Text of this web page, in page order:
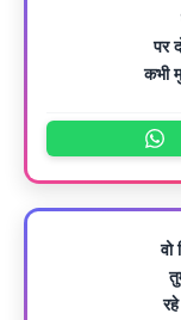
पर
कभी
वो